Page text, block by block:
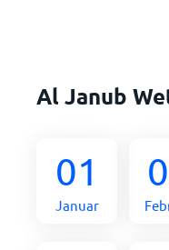
Al Janub
01
Januar